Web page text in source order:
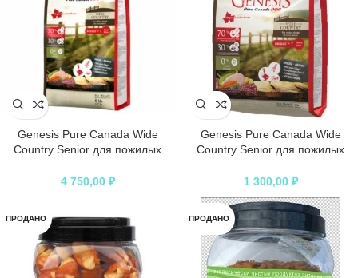
Genesis Pure Canada Wide
Country Senior для пожилых
фазана, утки и курицы – 2,268 кг
4 750,00 ₽
Genesis Pure Canada Wide
Country Senior для пожилых
фазана, утки и курицы – 907 г
1 300,00 ₽
ПРОДАНО ПРОДАНО